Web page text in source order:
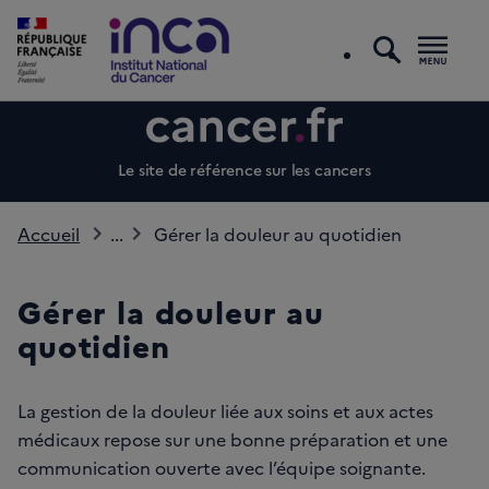
Le site de référence sur les cancers
Accueil ... Gérer la douleur au quotidien
Gérer la douleur au
quotidien
La gestion de la douleur liée aux soins et aux actes
médicaux repose sur une bonne préparation et une
communication ouverte avec l’équipe soignante.